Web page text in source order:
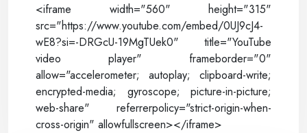
<iframe width="560" height="315"
src="https://www.youtube.com/embed/0UJ9cJ4-
wE8?si=-DRGcU-19MgTUek0" title="YouTube
video player" frameborder="0"
allow="accelerometer; autoplay; clipboard-write;
encrypted-media; gyroscope; picture-in-picture;
web-share" referrerpolicy="strict-origin-when-
cross-origin" allowfullscreen></iframe>